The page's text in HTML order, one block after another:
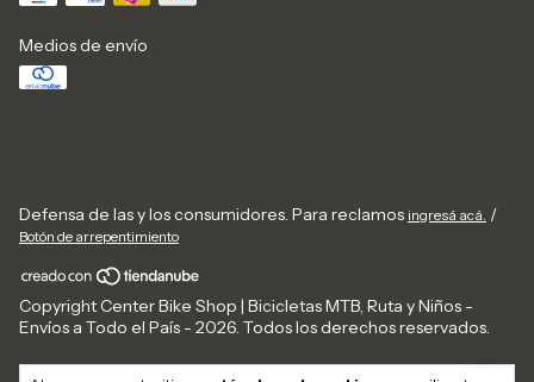
Medios de envío
Defensa de las y los consumidores. Para reclamos ingresá acá. /
Botón de arrepentimiento
Copyright Center Bike Shop | Bicicletas MTB, Ruta y Niños -
Envíos a Todo el País - 2026. Todos los derechos reservados.